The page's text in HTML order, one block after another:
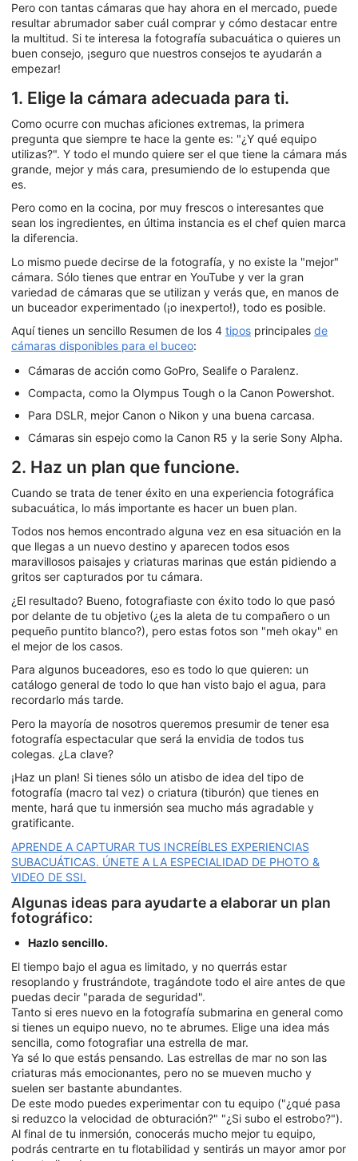
Pero con tantas cámaras que hay ahora en el mercado, puede
resultar abrumador saber cuál comprar y cómo destacar entre
la multitud. Si te interesa la fotografía subacuática o quieres un
buen consejo, ¡seguro que nuestros consejos te ayudarán a
empezar!
1. Elige la cámara adecuada para ti.
Como ocurre con muchas aficiones extremas, la primera
pregunta que siempre te hace la gente es: "¿Y qué equipo
utilizas?". Y todo el mundo quiere ser el que tiene la cámara más
grande, mejor y más cara, presumiendo de lo estupenda que
es.
Pero como en la cocina, por muy frescos o interesantes que
sean los ingredientes, en última instancia es el chef quien marca
la diferencia.
Lo mismo puede decirse de la fotografía, y no existe la "mejor"
cámara. Sólo tienes que entrar en YouTube y ver la gran
variedad de cámaras que se utilizan y verás que, en manos de
un buceador experimentado (¡o inexperto!), todo es posible.
Aquí tienes un sencillo Resumen de los 4 tipos principales de
cámaras disponibles para el buceo:
Cámaras de acción como GoPro, Sealife o Paralenz.
Compacta, como la Olympus Tough o la Canon Powershot.
Para DSLR, mejor Canon o Nikon y una buena carcasa.
Cámaras sin espejo como la Canon R5 y la serie Sony Alpha.
2. Haz un plan que funcione.
Cuando se trata de tener éxito en una experiencia fotográfica
subacuática, lo más importante es hacer un buen plan.
Todos nos hemos encontrado alguna vez en esa situación en la
que llegas a un nuevo destino y aparecen todos esos
maravillosos paisajes y criaturas marinas que están pidiendo a
gritos ser capturados por tu cámara.
¿El resultado? Bueno, fotografiaste con éxito todo lo que pasó
por delante de tu objetivo (¿es la aleta de tu compañero o un
pequeño puntito blanco?), pero estas fotos son "meh okay" en
el mejor de los casos.
Para algunos buceadores, eso es todo lo que quieren: un
catálogo general de todo lo que han visto bajo el agua, para
recordarlo más tarde.
Pero la mayoría de nosotros queremos presumir de tener esa
fotografía espectacular que será la envidia de todos tus
colegas. ¿La clave?
¡Haz un plan! Si tienes sólo un atisbo de idea del tipo de
fotografía (macro tal vez) o criatura (tiburón) que tienes en
mente, hará que tu inmersión sea mucho más agradable y
gratificante.
APRENDE A CAPTURAR TUS INCREÍBLES EXPERIENCIAS
SUBACUÁTICAS. ÚNETE A LA ESPECIALIDAD DE PHOTO &
VIDEO DE SSI.
Algunas ideas para ayudarte a elaborar un plan
fotográfico:
Hazlo sencillo.
El tiempo bajo el agua es limitado, y no querrás estar
resoplando y frustrándote, tragándote todo el aire antes de que
puedas decir "parada de seguridad".
Tanto si eres nuevo en la fotografía submarina en general como
si tienes un equipo nuevo, no te abrumes. Elige una idea más
sencilla, como fotografiar una estrella de mar.
Ya sé lo que estás pensando. Las estrellas de mar no son las
criaturas más emocionantes, pero no se mueven mucho y
suelen ser bastante abundantes.
De este modo puedes experimentar con tu equipo ("¿qué pasa
si reduzco la velocidad de obturación?" "¿Si subo el estrobo?").
Al final de tu inmersión, conocerás mucho mejor tu equipo,
podrás centrarte en tu flotabilidad y sentirás un mayor amor por